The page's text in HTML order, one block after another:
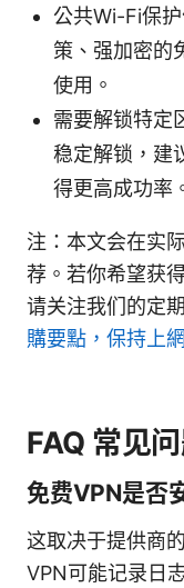
公共Wi-Fi保
策、强加密的
使用。
需要解锁特定
稳定解锁，建
得更高成功率
注：本文会在实
荐。若你希望获
请关注我们的定
購要點，保持上
FAQ 常见
免费VPN是否
这取决于提供商
VPN可能记录日